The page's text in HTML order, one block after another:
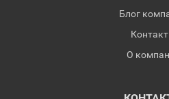
Блог
О